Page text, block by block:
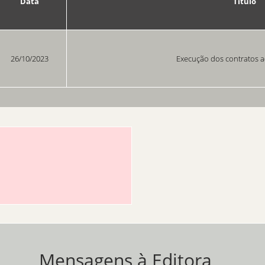
26/10/2023 Execução dos contratos
Mensagens à Editora